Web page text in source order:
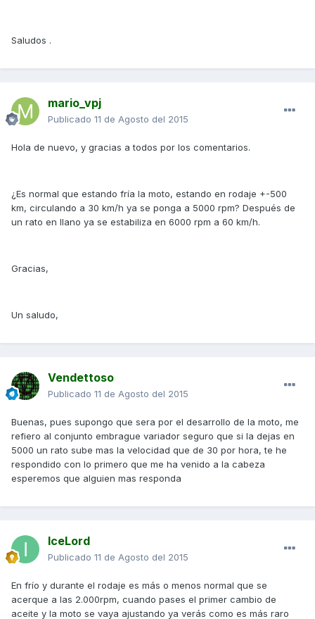
Saludos .
mario_vpj
Publicado 11 de Agosto del 2015
Hola de nuevo, y gracias a todos por los comentarios.
¿Es normal que estando fría la moto, estando en rodaje +-500
km, circulando a 30 km/h ya se ponga a 5000 rpm? Después de
un rato en llano ya se estabiliza en 6000 rpm a 60 km/h.
Gracias,
Un saludo,
Vendettoso
Publicado 11 de Agosto del 2015
Buenas, pues supongo que sera por el desarrollo de la moto, me
refiero al conjunto embrague variador seguro que si la dejas en
5000 un rato sube mas la velocidad que de 30 por hora, te he
respondido con lo primero que me ha venido a la cabeza
esperemos que alguien mas responda
IceLord
Publicado 11 de Agosto del 2015
En frío y durante el rodaje es más o menos normal que se
acerque a las 2.000rpm, cuando pases el primer cambio de
aceite y la moto se vaya ajustando ya verás como es más raro